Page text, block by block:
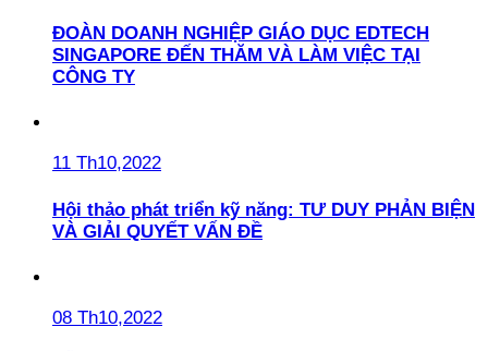
ĐOÀN DOANH NGHIỆP GIÁO DỤC EDTECH
SINGAPORE ĐẾN THĂM VÀ LÀM VIỆC TẠI
CÔNG TY
11 Th10,2022
Hội thảo phát triển kỹ năng: TƯ DUY PHẢN BIỆN
VÀ GIẢI QUYẾT VẤN ĐỀ
08 Th10,2022